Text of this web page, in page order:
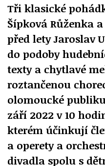
Tři klasické
Šípková Růženka
před lety Jaroslav
do podoby
texty a chytlavé
roztančenou
olomoucké
září 2022 v 10
kterém účinkují
a operety a
divadla spolu s